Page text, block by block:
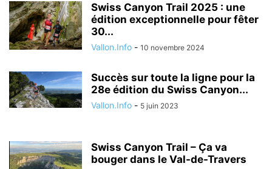
Swiss Canyon Trail 2025 : une
édition exceptionnelle pour fêter
30...
Vallon.Info - 10 novembre 2024
Succès sur toute la ligne pour la
28e édition du Swiss Canyon...
Vallon.Info - 5 juin 2023
Swiss Canyon Trail – Ça va
bouger dans le Val-de-Travers